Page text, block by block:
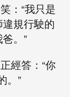
：“我只是
規行駛的
。”
經答：“你
。”